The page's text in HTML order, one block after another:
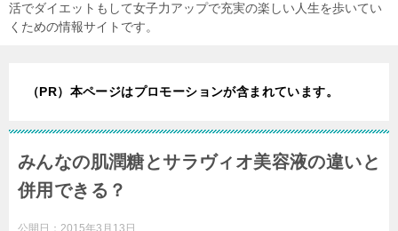
活でダイエットもして女子力アップで充実の楽しい人生を歩いてい
くための情報サイトです。
（PR）本ページはプロモーションが含まれています。
みんなの肌潤糖とサラヴィオ美容液の違いと
併用できる？
公開日： 2015年3月13日